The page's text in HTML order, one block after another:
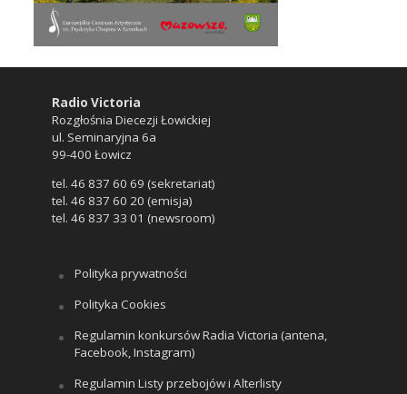
Radio Victoria
Rozgłośnia Diecezji Łowickiej
ul. Seminaryjna 6a
99-400 Łowicz
tel. 46 837 60 69 (sekretariat)
tel. 46 837 60 20 (emisja)
tel. 46 837 33 01 (newsroom)
Polityka prywatności
Polityka Cookies
Regulamin konkursów Radia Victoria (antena,
Facebook, Instagram)
Regulamin Listy przebojów i Alterlisty